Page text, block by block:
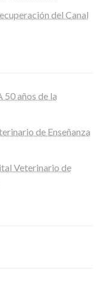
del Canal
50 años de la
de Enseñanza
Veterinario de